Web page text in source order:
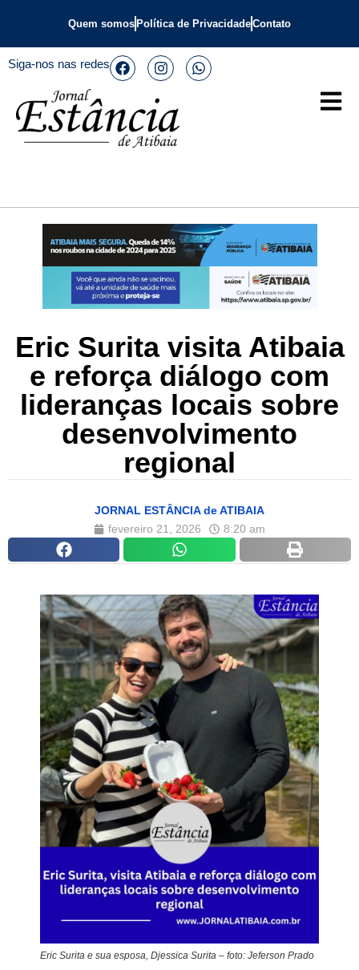
Quem somos Política de PrivacidadeContato
Siga-nos nas redes
Eric Surita visita Atibaia
e reforça diálogo com
lideranças locais sobre
desenvolvimento
regional
JORNAL ESTÂNCIA de ATIBAIA
fevereiro 21, 2026
8:20 am
Eric Surita e sua esposa, Djessica Surita – foto: Jeferson Prado